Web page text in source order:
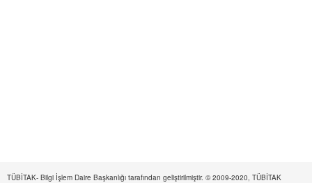
TÜBİTAK- Bilgi İşlem Daire Başkanlığı tarafından geliştirilmiştir. © 2009-2020, TÜBİTAK